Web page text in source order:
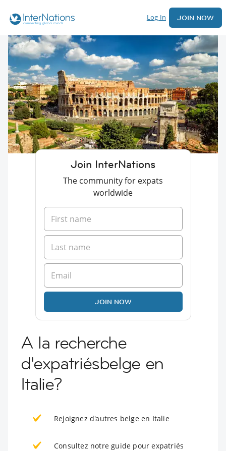
Log In JOIN NOW
Join InterNations
The community for expats
worldwide
JOIN NOW
A la recherche
d'expatriésbelge en
Italie?
Rejoignez d'autres belge en Italie
Consultez notre guide pour expatriés